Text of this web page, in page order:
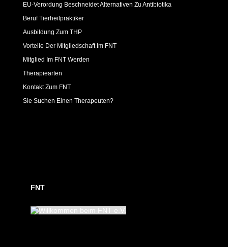
EU-Verordung Beschneidet Alternativen Zu Antibiotika
Beruf Tierheilpraktiker
Ausbildung Zum THP
Vorteile Der Mitgliedschaft Im FNT
Mitglied Im FNT Werden
Therapiearten
Kontakt Zum FNT
Sie Suchen Einen Therapeuten?
FNT